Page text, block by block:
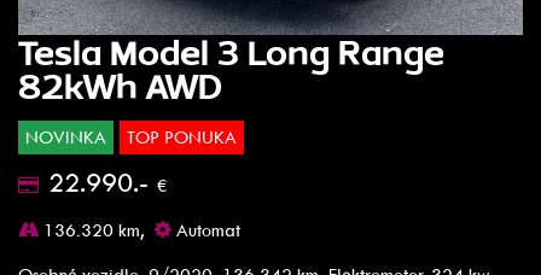
Tesla Model 3 Long Range
82kWh AWD
NOVINKA TOP PONUKA
22.990.- €
136.320 km,
Automat